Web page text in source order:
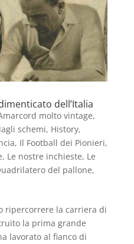
dell’Italia
molto vintage,
schemi, History,
, Il Football dei Pionieri,
, Le nostre inchieste, Le
del pallone,
ripercorrere la carriera di
la prima grande
lavorato al fianco di